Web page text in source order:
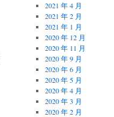
2021 年 4 月
2021 年 2 月
2021 年 1 月
2020 年 12 月
2020 年 11 月
2020 年 9 月
2020 年 6 月
2020 年 5 月
2020 年 4 月
2020 年 3 月
2020 年 2 月